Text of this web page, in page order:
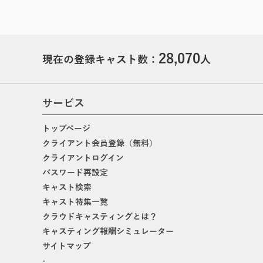
現在の登録キャスト数： 28,070人
サービス
トップページ
クライアント会員登録（無料）
クライアントログイン
パスワード再設定
キャスト検索
キャスト特集一覧
クラウドキャスティングとは？
キャスティング報酬シミュレーター
サイトマップ
-